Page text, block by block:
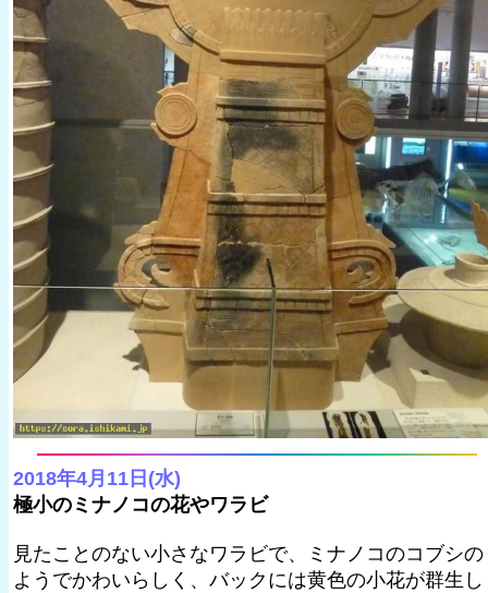
2018年4月11日(水)
極小のミナノコの花やワラビ
見たことのない小さなワラビで、ミナノコのコブシの
ようでかわいらしく、バックには黄色の小花が群生し